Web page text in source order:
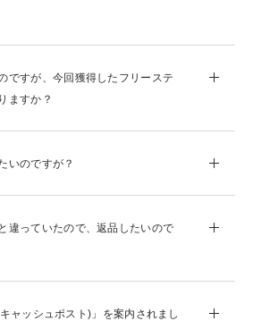
ですが、今回獲得したフリーステ
ますか？
いのですが？
違っていたので、返品したいので
ャッシュポスト)」を案内されまし